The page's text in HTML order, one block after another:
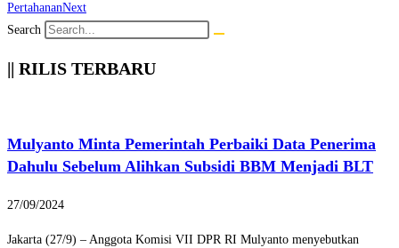
PertahananNext
Search
|| RILIS TERBARU
Mulyanto Minta Pemerintah Perbaiki Data Penerima
Dahulu Sebelum Alihkan Subsidi BBM Menjadi BLT
27/09/2024
Jakarta (27/9) – Anggota Komisi VII DPR RI Mulyanto menyebutkan